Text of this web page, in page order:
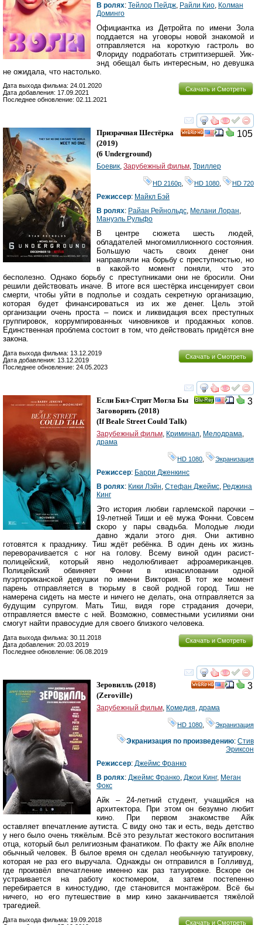
В ролях: Тейлор Пейдж Райли Кио Колман
Доминго
Официантка из Детройта по имени Зола
поддается на уговоры новой знакомой и
отправляется на короткую гастроль во
Флориду подработать стриптизершей. Уик-
энд обещал быть интересным, но девушка
не ожидала, что настолько.
Скачать и Смотреть
Дата выхода фильма: 24.01.2020
Дата добавления: 17.09.2021
Последнее обновление: 02.11.2021
смотреть
105
Призрачная Шестёрка
(2019)
(6 Underground)
Боевик, Зарубежный фильм, Триллер
HD 2160р HD 1080 HD 720
Режиссер: Майкл Бэй
В ролях: Райан Рейнольдс, Мелани Лоран,
Мануэль Рульфо
В центре сюжета шесть людей,
обладателей многомиллионного состояния.
Большую часть своих денег они
направляли на борьбу с преступностью, но
в какой-то момент поняли, что это
бесполезно. Однако борьбу с преступниками они не бросили. Они
решили действовать иначе. В итоге вся шестёрка инсценирует свои
смерти, чтобы уйти в подполье и создать секретную организацию,
которая будет финансироваться из их же денег. Цель этой
организации очень проста – поиск и ликвидация всех преступных
группировок, коррумпированных чиновников и продажных копов.
Единственная проблема состоит в том, что действовать придётся вне
закона.
Скачать и Смотреть
Дата выхода фильма: 13.12.2019
Дата добавления: 13.12.2019
Последнее обновление: 24.05.2023
смотреть
3
Если Бил-Стрит Могла Бы
Заговорить (2018)
(If Beale Street Could Talk)
Зарубежный фильм, Криминал, Мелодрама,
драма
HD 1080 Экранизация
Режиссер: Барри Дженкинс
В ролях: Кики Лэйн, Стефан Джеймс, Реджина
Кинг
Это история любви гарлемской парочки –
19-летней Тиши и её мужа Фонни. Совсем
скоро у пары свадьба. Молодые люди
давно ждали этого дня. Они активно
готовятся к празднику. Тиш ждёт ребёнка. В один день их жизнь
переворачивается с ног на голову. Всему виной один расист-
полицейский, который явно недолюбливает афроамериканцев.
Полицейский обвиняет Фонни в изнасиловании одной
пуэрториканской девушки по имени Виктория. В тот же момент
парень отправляется в тюрьму в свой родной город. Тиш не
намерена сидеть на месте и ничего не делать, она отправляется за
будущим супругом. Мать Тиш, видя горе страдания дочери,
отправляется вместе с ней. Возможно, совместными усилиями они
смогут найти правосудие для своего близкого человека.
Скачать и Смотреть
Дата выхода фильма: 30.11.2018
Дата добавления: 20.03.2019
Последнее обновление: 06.08.2019
смотреть
3
Зеровилль (2018)
(Zeroville)
Зарубежный фильм, Комедия, драма
HD 1080 Экранизация
Экранизация по произведению:Стив
Эриксон
Режиссер: Джеймс Франко
В ролях: Джеймс Франко, Джои Кинг, Меган
Фокс
Айк – 24-летний студент, учащийся на
архитектора. При этом он безумно любит
кино. При первом знакомстве Айк
оставляет впечатление аутиста. С виду оно так и есть, ведь детство
у него было очень тяжёлым. Всё это результат жестокого воспитания
отца, который был религиозным фанатиком. По факту же Айк вполне
обычный человек. В былое время он сделал необычную татуировку,
которая не раз его выручала. Однажды он отправился в Голливуд,
где произвёл впечатление именно как раз татуировке. Вскоре он
устраивается на работу костюмером, а затем постепенно
перебирается в киностудию, где становится монтажёром. Всё бы
ничего, но его путешествие в мир кино заканчивается тяжёлой
трагедией.
Скачать и Смотреть
Дата выхода фильма: 19.09.2018